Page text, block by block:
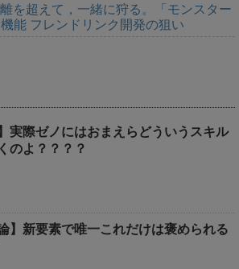
を超えて，一緒に狩る。「モンスター
能 フレンドリンク開発の狙い
】実際ゼノにはおまえらどういうスキル
のよ？？？？
論】新要素で唯一これだけは褒められる